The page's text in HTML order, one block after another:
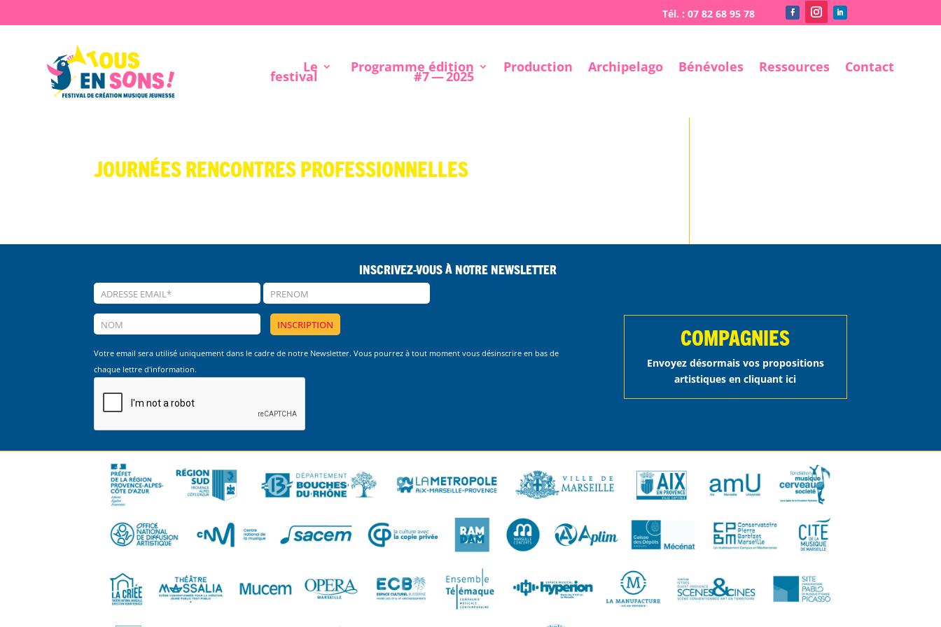
Le
festival
Programme édition
#7 — 2025
Production Archipelago Bénévoles Ressources Contact
Journées rencontres professionnelles
Inscrivez-vous à notre Newsletter
Votre email sera utilisé uniquement dans le cadre de notre Newsletter. Vous pourrez à tout moment vous désinscrire en bas de
chaque lettre d'information.
COMPAGNIES
Envoyez désormais vos propositions
artistiques en cliquant ici